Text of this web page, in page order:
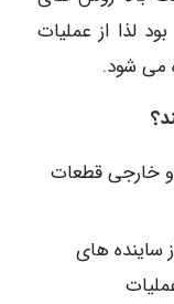
لذا از عملیات
می شود.
و خارجی قطعات
ساینده های